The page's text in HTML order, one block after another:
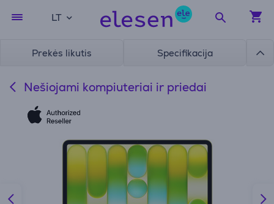
LT
Prekės likutis Specifikacija
Nešiojami kompiuteriai ir priedai